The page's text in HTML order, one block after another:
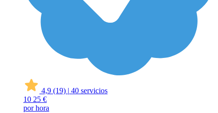
4,9 (19) | 40 servicios
10 25 €
por hora